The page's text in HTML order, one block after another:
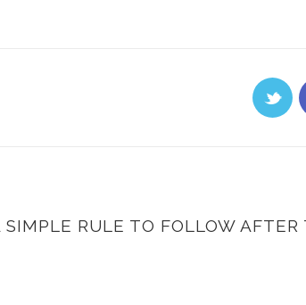
SIMPLE RULE TO FOLLOW AFTER